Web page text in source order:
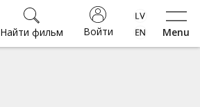
Menu
Войти
Найти фильм